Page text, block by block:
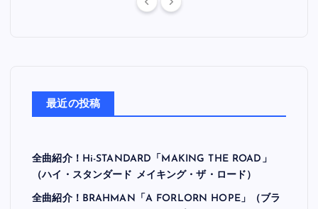
最近の投稿
全曲紹介！Hi-STANDARD「MAKING THE ROAD」
（ハイ・スタンダード メイキング・ザ・ロード）
全曲紹介！BRAHMAN「A FORLORN HOPE」（ブラ